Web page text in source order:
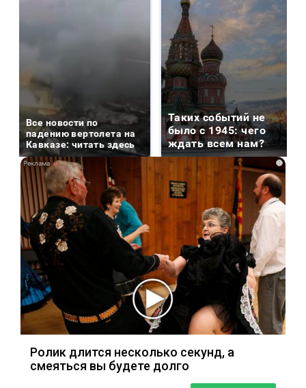
Все новости по
падению вертолета на
Кавказе: читать здесь
Таких событий не
было с 1945: чего
ждать всем нам?
i
Ролик длится несколько секунд, а
смеяться вы будете долго